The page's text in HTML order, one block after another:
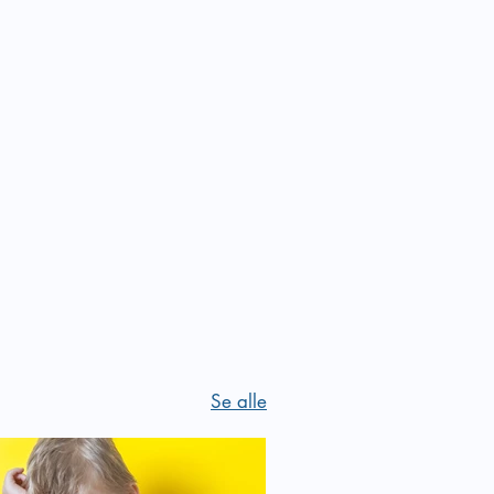
Se alle